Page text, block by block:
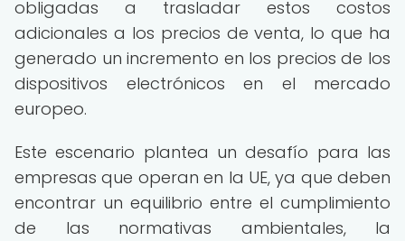
obligadas a trasladar estos costos
adicionales a los precios de venta, lo que ha
generado un incremento en los precios de los
dispositivos electrónicos en el mercado
europeo.
Este escenario plantea un desafío para las
empresas que operan en la UE, ya que deben
encontrar un equilibrio entre el cumplimiento
de las normativas ambientales, la